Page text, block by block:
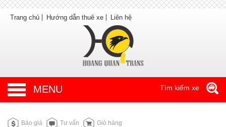
Trang chủ Hướng dẫn thuê xe Liên hệ
MENU Tìm kiếm xe
Báo giá Tư vấn Giỏ hàng